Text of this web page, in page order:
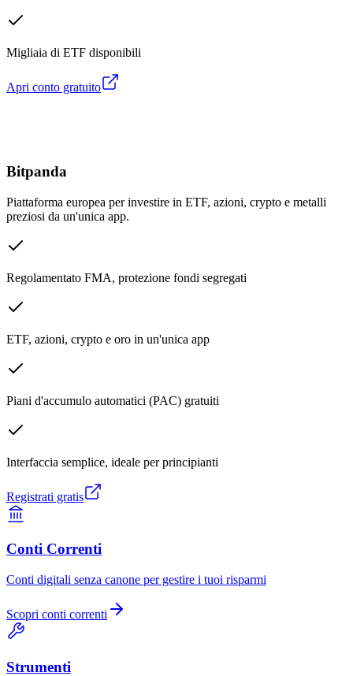
Migliaia di ETF disponibili
Apri conto gratuito
Bitpanda
Piattaforma europea per investire in ETF, azioni, crypto e metalli
preziosi da un'unica app.
Regolamentato FMA, protezione fondi segregati
ETF, azioni, crypto e oro in un'unica app
Piani d'accumulo automatici (PAC) gratuiti
Interfaccia semplice, ideale per principianti
Registrati gratis
Conti Correnti
Conti digitali senza canone per gestire i tuoi risparmi
Scopri conti correnti
Strumenti